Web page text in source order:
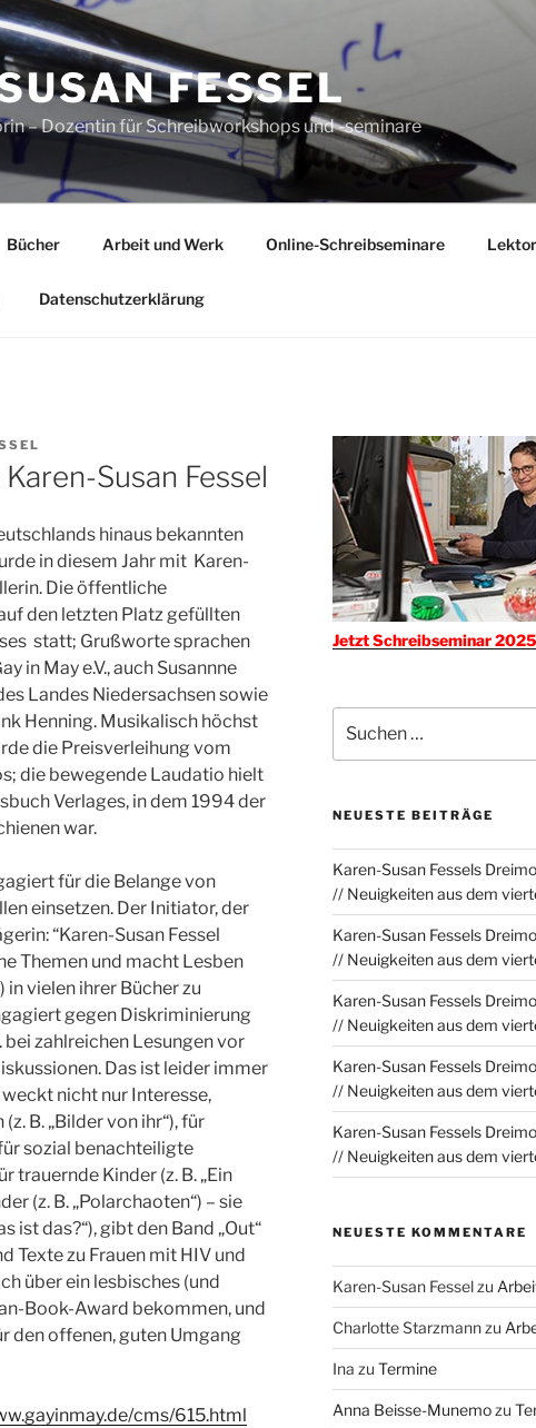
FESSEL
– Dozentin für Schreibworkshops und -seminare
Bücher Arbeit und Werk Online-Schreibseminare
Datenschutzerklärung
Susan Fessel
hinaus bekannten
in diesem Jahr mit Karen-
Die öffentliche
den letzten Platz gefüllten
statt; Grußworte sprachen
in May e.V., auch Susannne
Landes Niedersachsen sowie
Henning. Musikalisch höchst
die Preisverleihung vom
die bewegende Laudatio hielt
Verlages, in dem 1994 der
war.
für die Belange von
einsetzen. Der Initiator, der
“Karen-Susan Fessel
Themen und macht Lesben
in vielen ihrer Bücher zu
gegen Diskriminierung
bei zahlreichen Lesungen vor
Das ist leider immer
nicht nur Interesse,
B. „Bilder von ihr“), für
für sozial benachteiligte
trauernde Kinder (z. B. „Ein
(z. B. „Polarchaoten“) – sie
ist das?“), gibt den Band „Out“
Texte zu Frauen mit HIV und
über ein lesbisches (und
Book-Award bekommen, und
den offenen, guten Umgang
cms/615.html
Jetzt Schreibseminar
nach:
NEUESTE BEITRÄGE
Karen-Susan Fessels
// Neuigkeiten aus dem
Karen-Susan Fessels
// Neuigkeiten aus dem
Karen-Susan Fessels
// Neuigkeiten aus dem
Karen-Susan Fessels
// Neuigkeiten aus dem
Karen-Susan Fessels
// Neuigkeiten aus dem
NEUESTE KOMMENTARE
Karen-Susan Fesselzu
Charlotte Starzmannzu
Ina zu Termine
Anna Beisse-Munemozu